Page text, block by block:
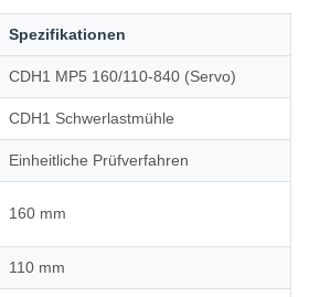
Spezifikationen
CDH1 MP5 160/110-840 (Servo)
CDH1 Schwerlastmühle
Einheitliche Prüfverfahren
160 mm
110 mm